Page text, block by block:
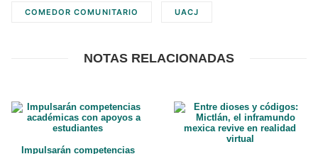
COMEDOR COMUNITARIO UACJ
NOTAS RELACIONADAS
Impulsarán competencias